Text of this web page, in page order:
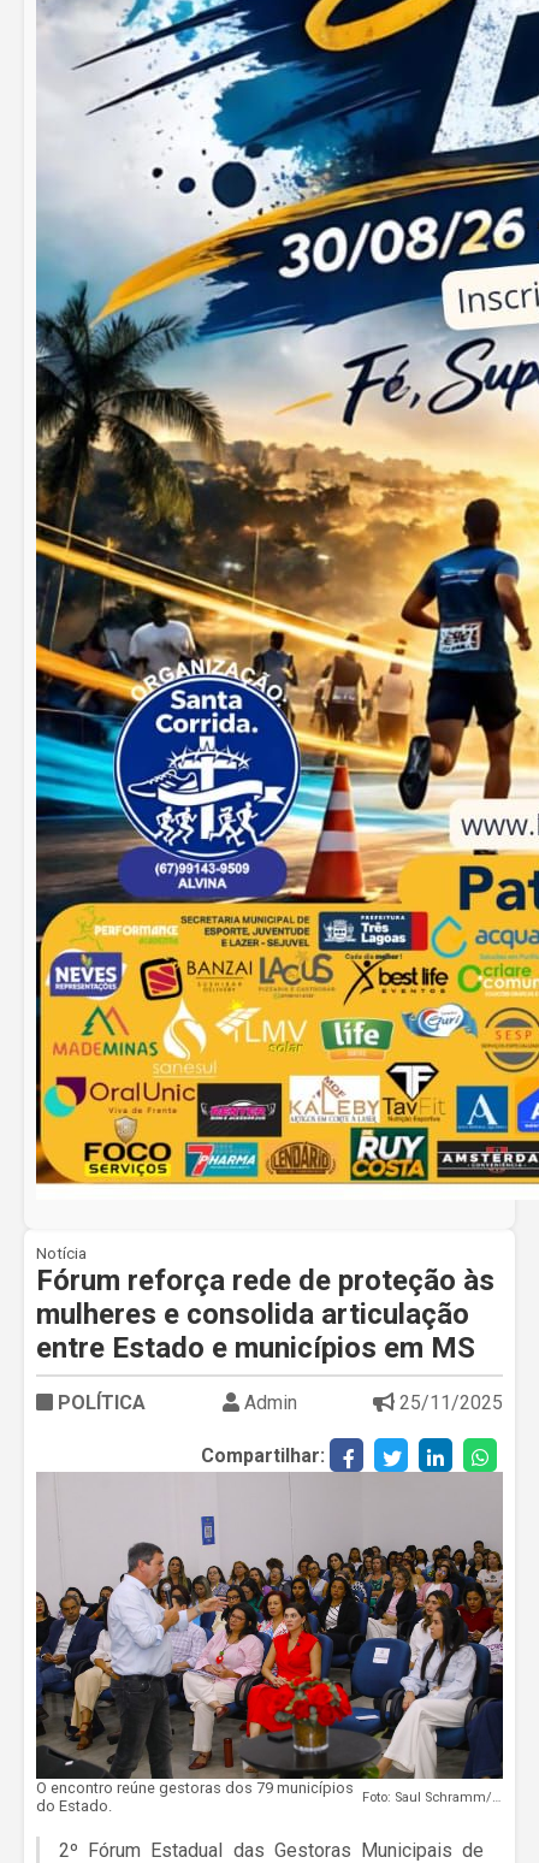
Notícia
Fórum reforça rede de proteção às
mulheres e consolida articulação
entre Estado e municípios em MS
POLÍTICA Admin 25/11/2025
Compartilhar:
O encontro reúne gestoras dos 79 municípios
do Estado.
Foto: Saul Schramm/Secom
2º Fórum Estadual das Gestoras Municipais de